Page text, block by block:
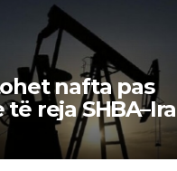
nafta pas
reja